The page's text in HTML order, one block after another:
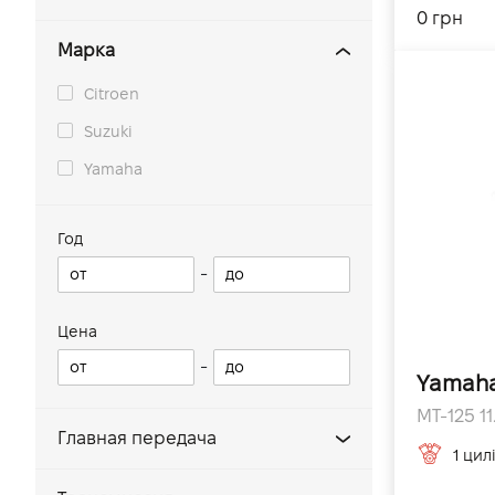
Марка
Citroen
Suzuki
Yamaha
Год
-
Цена
-
Главная передача
0 грн
MT-125
1